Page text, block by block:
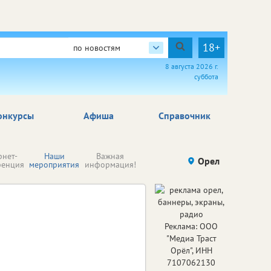
по новостям 18+
8 августа 2026 г.
суббота
Афиша Справочник
Наши
мероприятия
Важная
информация! Происшествия Здоровье
Орел
Реклама: ООО
"Медиа Траст
Орёл", ИНН
7107062130